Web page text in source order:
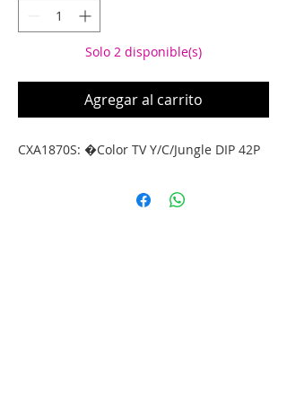
Solo 2 disponible(s)
Agregar al carrito
CXA1870S: �Color TV Y/C/Jungle DIP 42P